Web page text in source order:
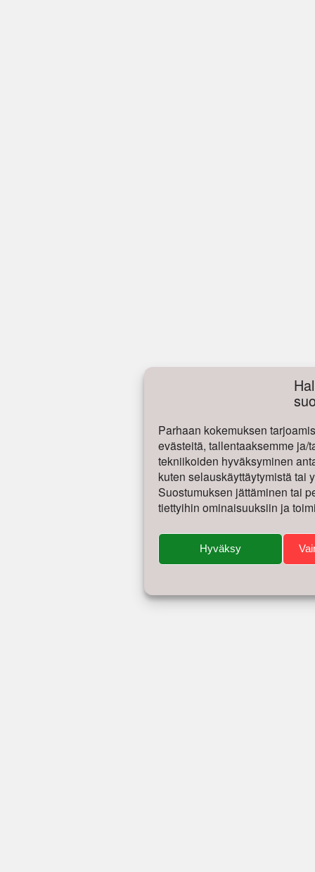
Parhaan kokemuksen
evästeitä, tallentaaksemme ja/
tekniikoiden hyväksyminen
kuten selauskäyttäytymistä tai
Suostumuksen jättäminen tai
tiettyihin ominaisuuksiin ja
Hyväksy